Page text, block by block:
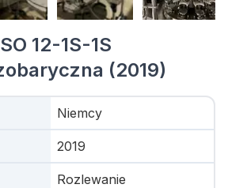
12-1S-1S
(2019)
Niemcy
2019
Rozlewanie